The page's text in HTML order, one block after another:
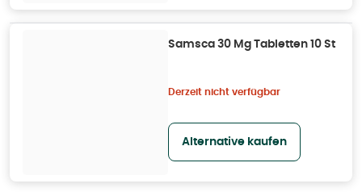
Samsca 30 Mg Tabletten 10 St
Derzeit nicht verfügbar
Alternative kaufen